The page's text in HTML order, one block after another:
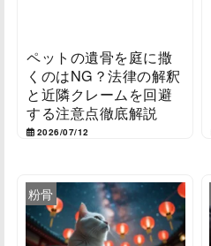
ペットの遺骨を庭に撒
くのはNG？法律の解釈
と近隣クレームを回避
する注意点徹底解説
2026/07/12
粉骨